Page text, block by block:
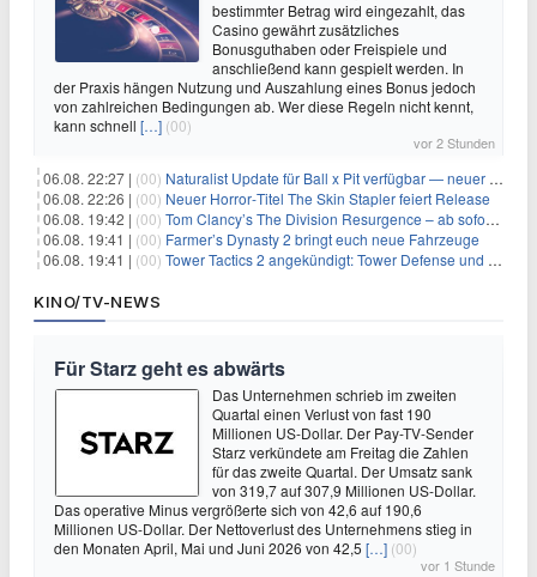
bestimmter Betrag wird eingezahlt, das
Casino gewährt zusätzliches
Bonusguthaben oder Freispiele und
anschließend kann gespielt werden. In
der Praxis hängen Nutzung und Auszahlung eines Bonus jedoch
von zahlreichen Bedingungen ab. Wer diese Regeln nicht kennt,
kann schnell […] (00)
vor 2 Stunden
06.08. 22:27 | (00) Naturalist Update für Ball x Pit verfügbar — neuer Content auf allen Plattformen
06.08. 22:26 | (00) Neuer Horror‑Titel The Skin Stapler feiert Release
06.08. 19:42 | (00) Tom Clancy’s The Division Resurgence – ab sofort für euch verfügbar
06.08. 19:41 | (00) Farmer’s Dynasty 2 bringt euch neue Fahrzeuge
06.08. 19:41 | (00) Tower Tactics 2 angekündigt: Tower Defense und Deckbuilding Kombo kehrt zurück
KINO/TV-NEWS
Für Starz geht es abwärts
Das Unternehmen schrieb im zweiten
Quartal einen Verlust von fast 190
Millionen US-Dollar. Der Pay-TV-Sender
Starz verkündete am Freitag die Zahlen
für das zweite Quartal. Der Umsatz sank
von 319,7 auf 307,9 Millionen US-Dollar.
Das operative Minus vergrößerte sich von 42,6 auf 190,6
Millionen US-Dollar. Der Nettoverlust des Unternehmens stieg in
den Monaten April, Mai und Juni 2026 von 42,5 […] (00)
vor 1 Stunde